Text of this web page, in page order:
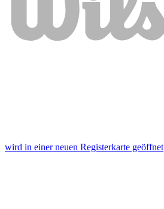
wird in einer neuen Registerkarte geöffnet